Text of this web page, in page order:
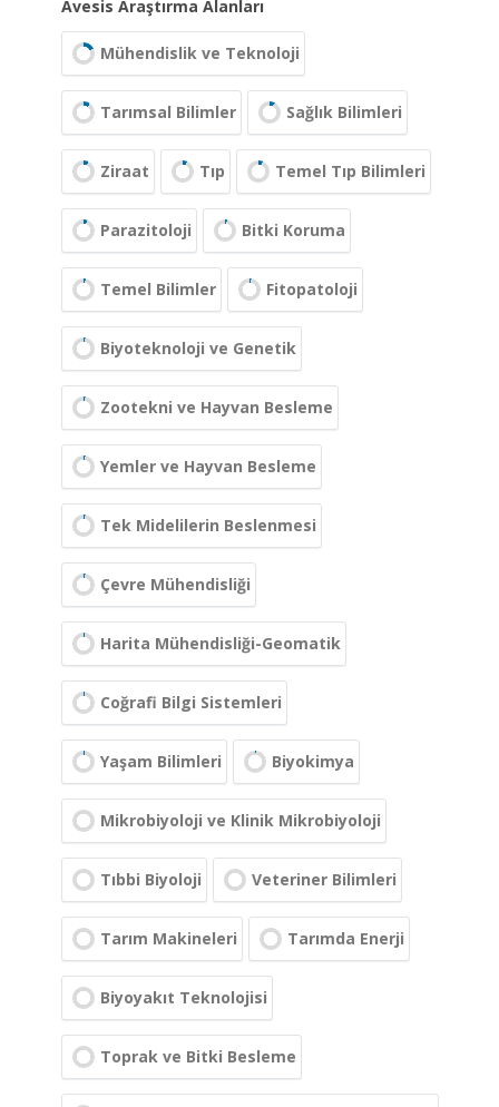
Avesis Araştırma Alanları
Mühendislik ve Teknoloji
Tarımsal Bilimler Sağlık Bilimleri
Ziraat Tıp Temel Tıp Bilimleri
Parazitoloji Bitki Koruma
Temel Bilimler Fitopatoloji
Biyoteknoloji ve Genetik
Zootekni ve Hayvan Besleme
Yemler ve Hayvan Besleme
Tek Midelilerin Beslenmesi
Çevre Mühendisliği
Harita Mühendisliği-Geomatik
Coğrafi Bilgi Sistemleri
Yaşam Bilimleri Biyokimya
Mikrobiyoloji ve Klinik Mikrobiyoloji
Tıbbi Biyoloji Veteriner Bilimleri
Tarım Makineleri Tarımda Enerji
Biyoyakıt Teknolojisi
Toprak ve Bitki Besleme